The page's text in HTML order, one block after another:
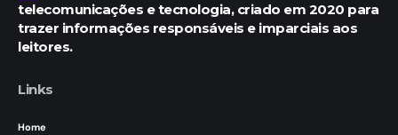
telecomunicações e tecnologia, criado em 2020 para
trazer informações responsáveis e imparciais aos
leitores.
Links
Home